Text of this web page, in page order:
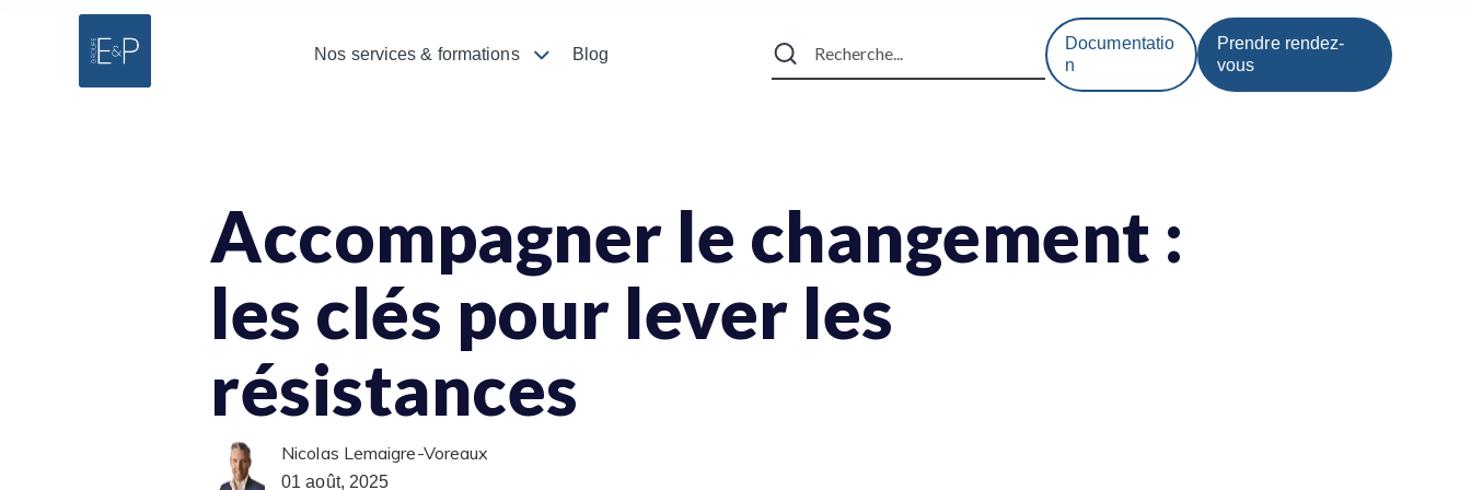
Nos services & formations Blog
Documentatio
n
Prendre rendez-
vous
Accompagner le changement :
les clés pour lever les
résistances
Nicolas Lemaigre-Voreaux
01 août, 2025